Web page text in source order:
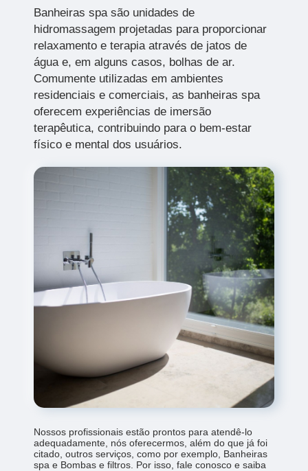
Banheiras spa são unidades de
hidromassagem projetadas para proporcionar
relaxamento e terapia através de jatos de
água e, em alguns casos, bolhas de ar.
Comumente utilizadas em ambientes
residenciais e comerciais, as banheiras spa
oferecem experiências de imersão
terapêutica, contribuindo para o bem-estar
físico e mental dos usuários.
Nossos profissionais estão prontos para atendê-lo
adequadamente, nós oferecermos, além do que já foi
citado, outros serviços, como por exemplo, Banheiras
spa e Bombas e filtros. Por isso, fale conosco e saiba